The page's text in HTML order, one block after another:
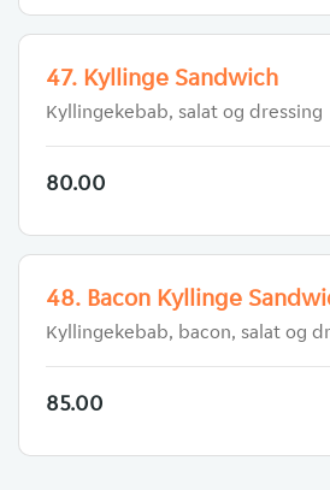
47. Kyllinge Sandwich
Kyllingekebab, salat og dressing
80.00
48. Bacon Kyllinge
Kyllingekebab, bacon, salat og
85.00